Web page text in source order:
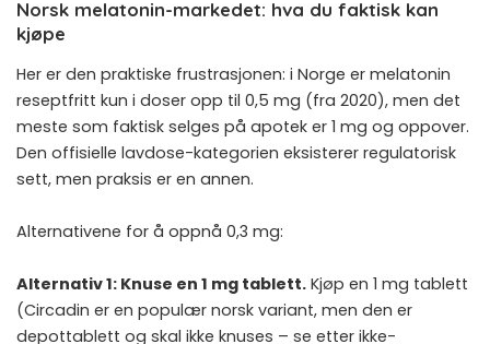
Norsk melatonin-markedet: hva du faktisk kan
kjøpe
Her er den praktiske frustrasjonen: i Norge er melatonin
reseptfritt kun i doser opp til 0,5 mg (fra 2020), men det
meste som faktisk selges på apotek er 1 mg og oppover.
Den offisielle lavdose-kategorien eksisterer regulatorisk
sett, men praksis er en annen.
Alternativene for å oppnå 0,3 mg:
Alternativ 1: Knuse en 1 mg tablett. Kjøp en 1 mg tablett
(Circadin er en populær norsk variant, men den er
depottablett og skal ikke knuses – se etter ikke-